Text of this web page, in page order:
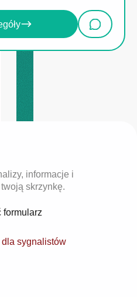
informacje i
skrzynkę.
formularz
dla sygnalistów